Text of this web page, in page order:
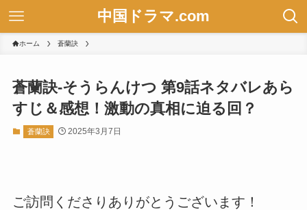
中国ドラマ.com
ホーム 蒼蘭訣
蒼蘭訣-そうらんけつ 第9話ネタバレあら
すじ＆感想！激動の真相に迫る回？
蒼蘭訣 2025年3月7日
ご訪問くださりありがとうございます！